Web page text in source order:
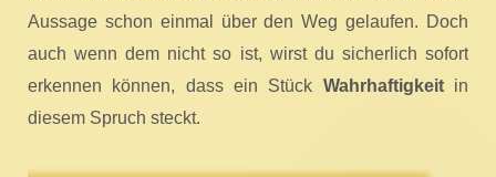
Aussage schon einmal über den Weg gelaufen. Doch
auch wenn dem nicht so ist, wirst du sicherlich sofort
erkennen können, dass ein Stück Wahrhaftigkeitin
diesem Spruch steckt.